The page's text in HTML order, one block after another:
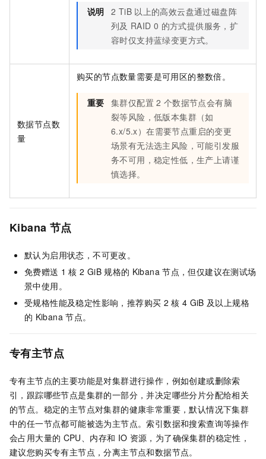
说明 2 TiB 以上的高效云盘通过磁盘阵
列及 RAID 0 的方式提供服务，扩
容时仅支持蓝绿变更方式。
数据节点数
量
购买的节点数量需要是可用区的整数倍。
重要 集群仅配置 2 个数据节点会有脑
裂等风险，低版本集群（如
6.x/5.x）在需要节点重启的变更
场景有无法选主风险，可能引发服
务不可用，稳定性低，生产上请谨
慎选择。
Kibana 节点
默认为启用状态，不可更改。
免费赠送 1 核 2 GiB 规格的 Kibana 节点，但仅建议在测试场
景中使用。
受规格性能及稳定性影响，推荐购买 2 核 4 GiB 及以上规格
的 Kibana 节点。
专有主节点
专有主节点的主要功能是对集群进行操作，例如创建或删除索
引，跟踪哪些节点是集群的一部分，并决定哪些分片分配给相关
的节点。稳定的主节点对集群的健康非常重要，默认情况下集群
中的任一节点都可能被选为主节点。索引数据和搜索查询等操作
会占用大量的 CPU、内存和 IO 资源，为了确保集群的稳定性，
建议您购买专有主节点，分离主节点和数据节点。